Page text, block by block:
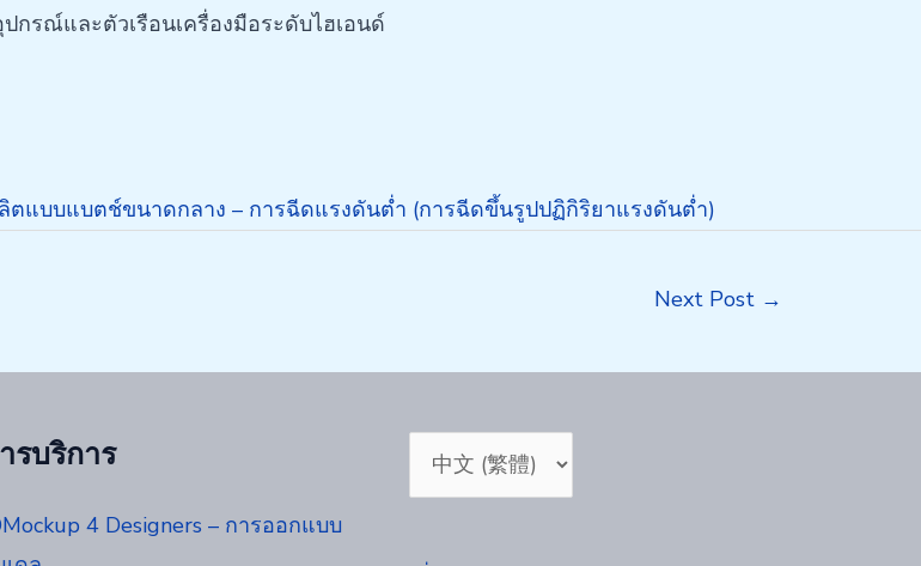
รณ์และตัวเรือนเครื่องมือระดับไฮเอนด์
ตแบบแบตช์ขนาดกลาง – การฉีดแรงดันต่ำ (การฉีดขึ้นรูปปฏิกิริยาแรงดันต่ำ)
Next Post →
รบริการ
4 Designers – การออกแบบ
Choose